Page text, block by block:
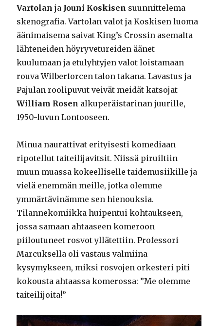
Vartolan ja Jouni Koskisen suunnittelema
skenografia. Vartolan valot ja Koskisen luoma
äänimaisema saivat King’s Crossin asemalta
lähteneiden höyryvetureiden äänet
kuulumaan ja etulyhtyjen valot loistamaan
rouva Wilberforcen talon takana. Lavastus ja
Pajulan roolipuvut veivät meidät katsojat
William Rosen alkuperäistarinan juurille,
1950-luvun Lontooseen.
Minua naurattivat erityisesti komediaan
ripotellut taiteilijavitsit. Niissä piruiltiin
muun muassa kokeelliselle taidemusiikille ja
vielä enemmän meille, jotka olemme
ymmärtävinämme sen hienouksia.
Tilannekomiikka huipentui kohtaukseen,
jossa samaan ahtaaseen komeroon
piiloutuneet rosvot yllätettiin. Professori
Marcuksella oli vastaus valmiina
kysymykseen, miksi rosvojen orkesteri piti
kokousta ahtaassa komerossa: ”Me olemme
taiteilijoita!”